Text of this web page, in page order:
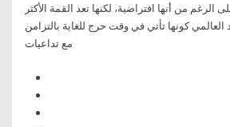
من أنها افتراضية، لكنها تعد القمة الأكثر
العالمي كونها تأتي في وقت حرج للغاية بالتزامن
مع تداعيات